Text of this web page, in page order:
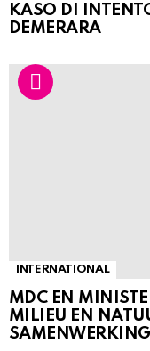
KASO DI
DEMERARA
INTERNATIONAL
MDC EN
MILIEU EN